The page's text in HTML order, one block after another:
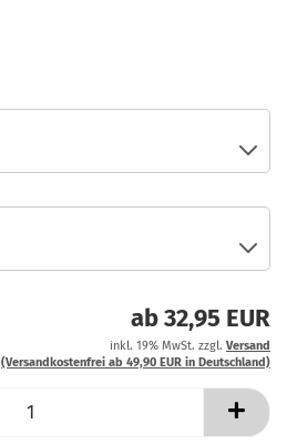
ab 32,95 EUR
inkl. 19% MwSt. zzgl. Versand
(Versandkostenfrei ab 49,90 EUR in Deutschland)